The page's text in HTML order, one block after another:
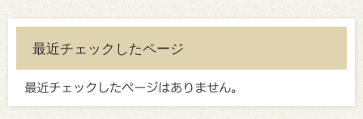
最近チェックしたページ
最近チェックしたページはありません。